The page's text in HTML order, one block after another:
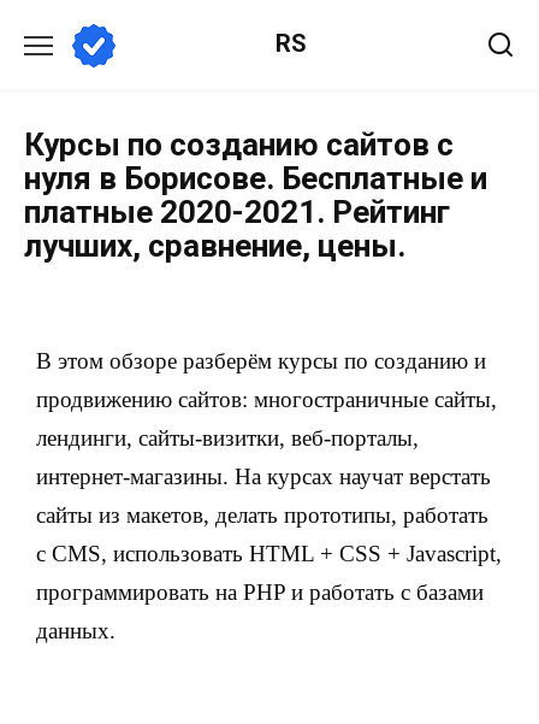
RS
Курсы по созданию сайтов с
нуля в Борисове. Бесплатные и
платные 2020-2021. Рейтинг
лучших, сравнение, цены.
В этом обзоре разберём курсы по созданию и
продвижению сайтов: многостраничные сайты,
лендинги, сайты-визитки, веб-порталы,
интернет-магазины. На курсах научат верстать
сайты из макетов, делать прототипы, работать
с CMS, использовать HTML + CSS + Javascript,
программировать на PHP и работать с базами
данных.